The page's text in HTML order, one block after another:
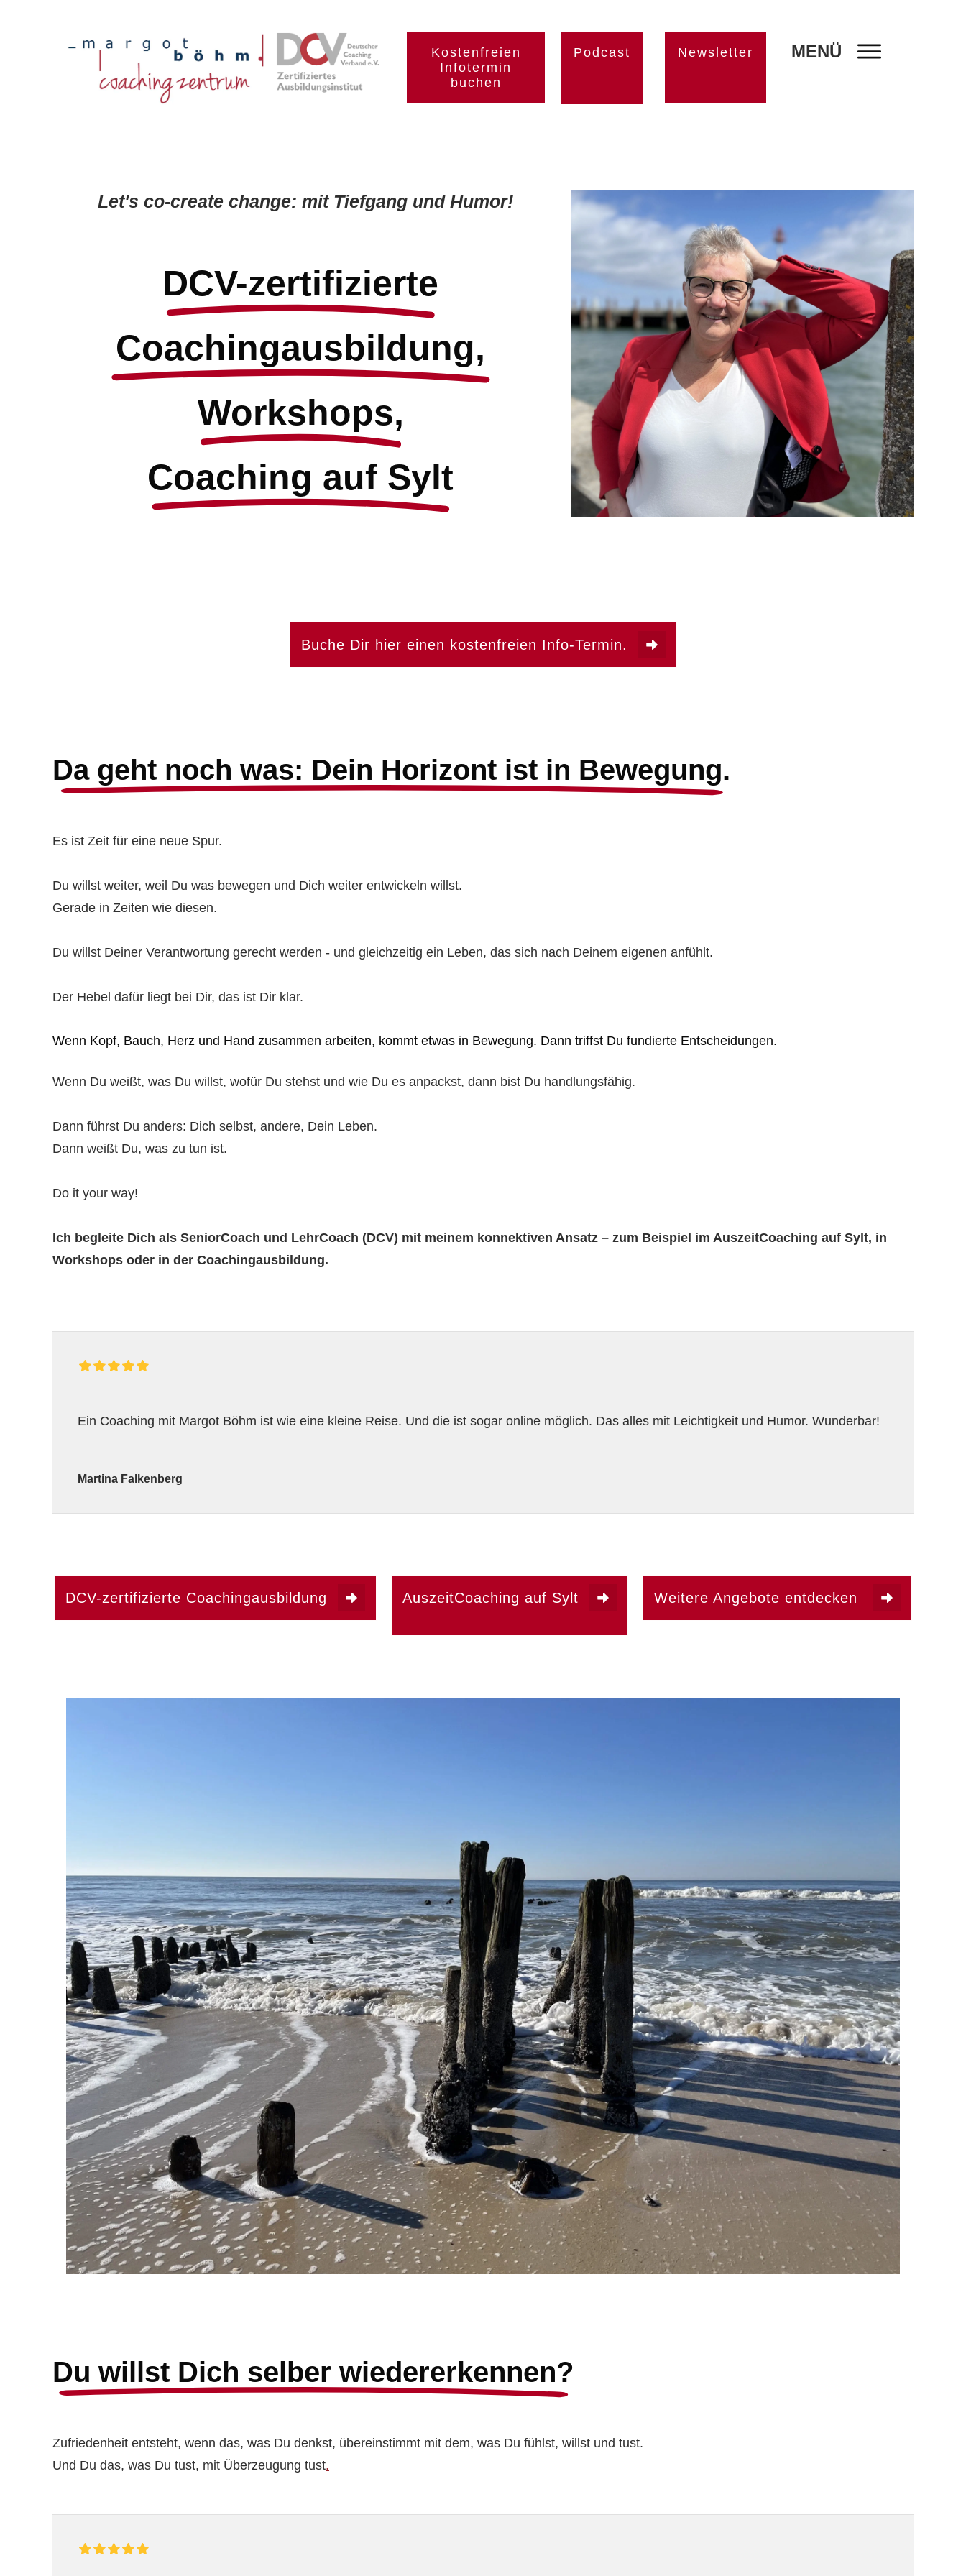
Kostenfreien
Infotermin
buchen
Podcast Newsletter MENÜ
Let's co-create change: mit Tiefgang und Humor!
DCV-zertifizierte
Coachingausbildung,
Workshops,
Coaching auf Sylt
Buche Dir hier einen kostenfreien Info-Termin.
Da geht noch was: Dein Horizont ist in Bewegung.
Es ist Zeit für eine neue Spur.
Du willst weiter, weil Du was bewegen und Dich weiter entwickeln willst.
Gerade in Zeiten wie diesen.
Du willst Deiner Verantwortung gerecht werden - und gleichzeitig ein Leben, das sich nach Deinem eigenen anfühlt.
Der Hebel dafür liegt bei Dir, das ist Dir klar.
Wenn Kopf, Bauch, Herz und Hand zusammen arbeiten, kommt etwas in Bewegung. Dann triffst Du fundierte Entscheidungen.
Wenn Du weißt, was Du willst, wofür Du stehst und wie Du es anpackst, dann bist Du handlungsfähig.
Dann führst Du anders: Dich selbst, andere, Dein Leben.
Dann weißt Du, was zu tun ist.
Do it your way!
Ich begleite Dich als SeniorCoach und LehrCoach (DCV) mit meinem konnektiven Ansatz – zum Beispiel im AuszeitCoaching auf Sylt, in
Workshops oder in der Coachingausbildung.
Ein Coaching mit Margot Böhm ist wie eine kleine Reise. Und die ist sogar online möglich. Das alles mit Leichtigkeit und Humor. Wunderbar!
Martina Falkenberg
DCV-zertifizierte Coachingausbildung AuszeitCoaching auf Sylt Weitere Angebote entdecken
Du willst Dich selber wiedererkennen?
Zufriedenheit entsteht, wenn das, was Du denkst, übereinstimmt mit dem, was Du fühlst, willst und tust.
Und Du das, was Du tust, mit Überzeugung tust.